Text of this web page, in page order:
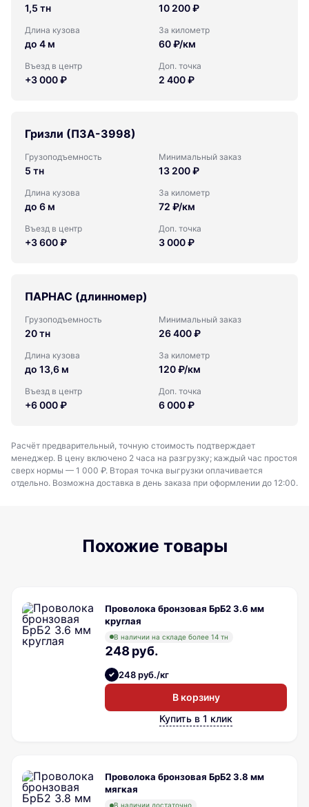
1,5 тн 10 200 ₽
Длина кузова
до 4 м
За километр
60 ₽/км
Въезд в центр
+3 000 ₽
Доп. точка
2 400 ₽
Гризли (ПЗА-3998)
Грузоподъемность
5 тн
Минимальный заказ
13 200 ₽
Длина кузова
до 6 м
За километр
72 ₽/км
Въезд в центр
+3 600 ₽
Доп. точка
3 000 ₽
ПАРНАС (длинномер)
Грузоподъемность
20 тн
Минимальный заказ
26 400 ₽
Длина кузова
до 13,6 м
За километр
120 ₽/км
Въезд в центр
+6 000 ₽
Доп. точка
6 000 ₽
Расчёт предварительный, точную стоимость подтверждает
менеджер. В цену включено 2 часа на разгрузку; каждый час простоя
сверх нормы — 1 000 ₽. Вторая точка выгрузки оплачивается
отдельно. Возможна доставка в день заказа при оформлении до 12:00.
Похожие товары
Проволока бронзовая БрБ2 3.6 мм
круглая
В наличии на складе более 14 тн
248 руб.
248 руб./кг
В корзину
Купить в 1 клик
Проволока бронзовая БрБ2 3.8 мм
мягкая
В наличии достаточно